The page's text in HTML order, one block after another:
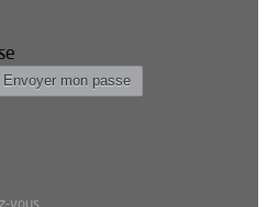
vous